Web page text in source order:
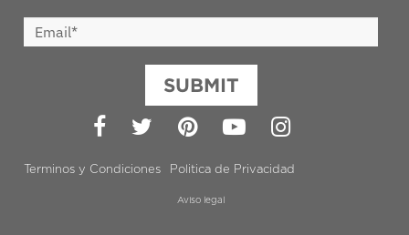
SUBMIT
Facebook
TwitterPinterest
YouTubeInstagram
Terminos y Condiciones Politica de Privacidad
Aviso legal